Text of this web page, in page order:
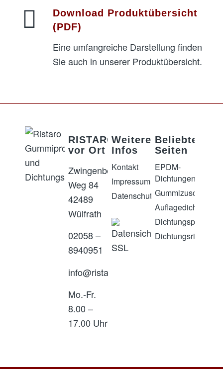
Download Produktübersicht
(PDF)
Eine umfangreiche Darstellung finden
Sie auch in unserer Produktübersicht.
RISTARO
vor Ort
Zwingenberger
Weg 84
42489
Wülfrath
02058 –
8940951
info@ristaro.de
Mo.-Fr.
8.00 –
17.00 Uhr
Weitere
Infos
Kontakt
Impressum
Datenschutz
Beliebte
Seiten
EPDM-
Dichtungen
Gummizuschnitte
Auflagedichtungen
Dichtungsprofile
Dichtungsringe